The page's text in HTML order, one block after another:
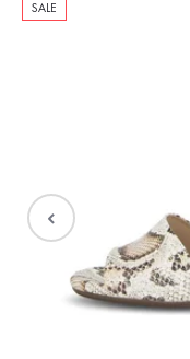
SALE